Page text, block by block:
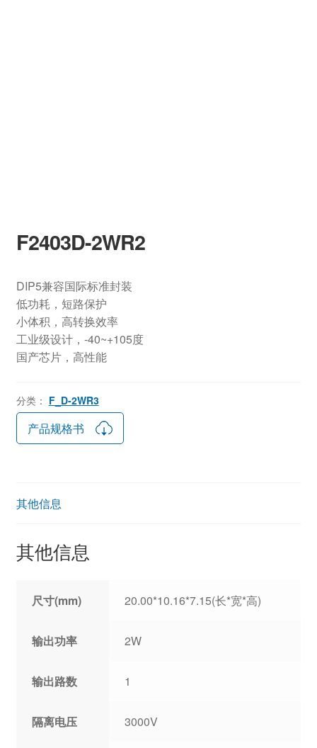
F2403D-2WR2
DIP5兼容国际标准封装
低功耗，短路保护
小体积，高转换效率
工业级设计，-40~+105度
国产芯片，高性能
分类： F_D-2WR3
产品规格书
其他信息
其他信息
尺寸(mm) 20.00*10.16*7.15(长*宽*高)
输出功率 2W
输出路数 1
隔离电压 3000V